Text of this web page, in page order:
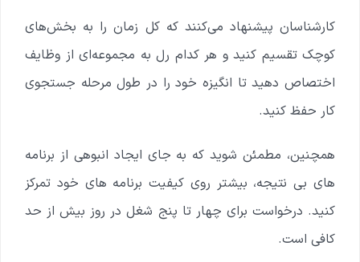
کارشناسان پیشنهاد می‌کنند که کل زمان را به بخش‌های
کوچک تقسیم کنید و هر کدام رل به مجموعه‌ای از وظایف
اختصاص دهید تا انگیزه خود را در طول مرحله جستجوی
کار حفظ کنید.
همچنین، مطمئن شوید که به جای ایجاد انبوهی از برنامه
های بی نتیجه، بیشتر روی کیفیت برنامه های خود تمرکز
کنید. درخواست برای چهار تا پنج شغل در روز بیش از حد
کافی است.